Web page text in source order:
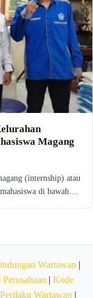
Magang
(internship) atau
di bawah…
Wartawan |
| Kode
Wartawan |